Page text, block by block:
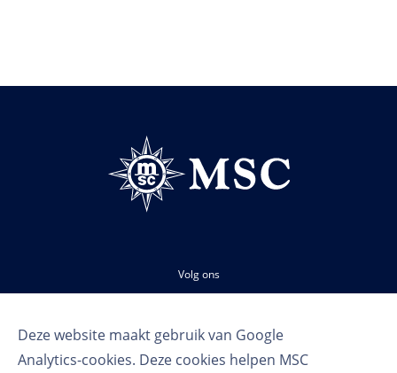
Deze website maakt gebruik van Google
Analytics-cookies. Deze cookies helpen MSC
Volg ons